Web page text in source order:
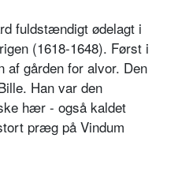
fuldstændigt ødelagt i
(1618-1648). Først i
af gården for alvor. Den
Han var den
hær - også kaldet
præg på Vindum